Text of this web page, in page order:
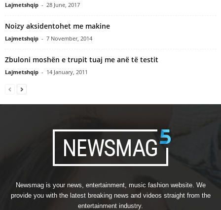
Lajmetshqip - 28 June, 2017
Noizy aksidentohet me makine
Lajmetshqip - 7 November, 2014
Zbuloni moshën e trupit tuaj me anë të testit
Lajmetshqip - 14 January, 2011
Newsmag is your news, entertainment, music fashion website. We
provide you with the latest breaking news and videos straight from the
entertainment industry.